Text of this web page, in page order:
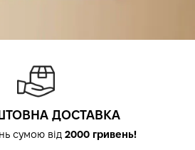
ДОСТАВКА
сумою від 2000 гривень!